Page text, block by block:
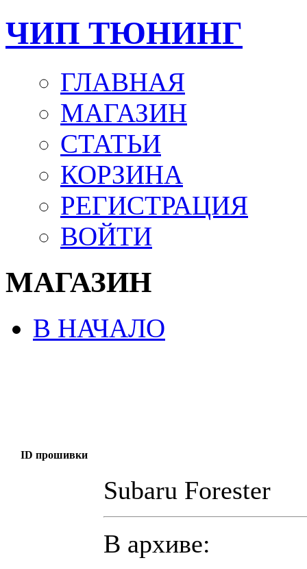
ЧИП ТЮНИНГ
ГЛАВНАЯ
МАГАЗИН
СТАТЬИ
КОРЗИНА
РЕГИСТРАЦИЯ
ВОЙТИ
МАГАЗИН
В НАЧАЛО
ID прошивки
Subaru Forester
В архиве: